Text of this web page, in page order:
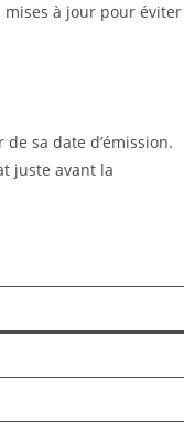
à jour pour éviter
de sa date d’émission.
juste avant la